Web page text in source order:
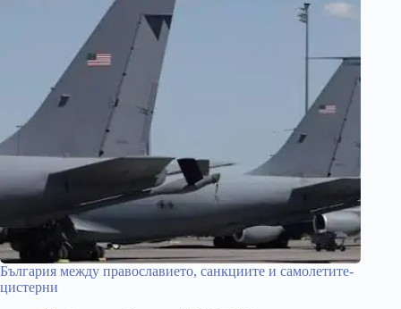
България между православието, санкциите и самолетите-
цистерни